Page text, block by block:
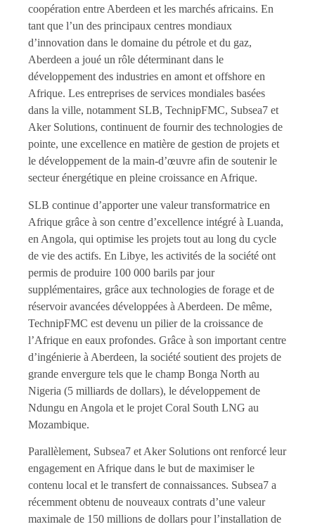
coopération entre Aberdeen et les marchés africains. En
tant que l’un des principaux centres mondiaux
d’innovation dans le domaine du pétrole et du gaz,
Aberdeen a joué un rôle déterminant dans le
développement des industries en amont et offshore en
Afrique. Les entreprises de services mondiales basées
dans la ville, notamment SLB, TechnipFMC, Subsea7 et
Aker Solutions, continuent de fournir des technologies de
pointe, une excellence en matière de gestion de projets et
le développement de la main-d’œuvre afin de soutenir le
secteur énergétique en pleine croissance en Afrique.
SLB continue d’apporter une valeur transformatrice en
Afrique grâce à son centre d’excellence intégré à Luanda,
en Angola, qui optimise les projets tout au long du cycle
de vie des actifs. En Libye, les activités de la société ont
permis de produire 100 000 barils par jour
supplémentaires, grâce aux technologies de forage et de
réservoir avancées développées à Aberdeen. De même,
TechnipFMC est devenu un pilier de la croissance de
l’Afrique en eaux profondes. Grâce à son important centre
d’ingénierie à Aberdeen, la société soutient des projets de
grande envergure tels que le champ Bonga North au
Nigeria (5 milliards de dollars), le développement de
Ndungu en Angola et le projet Coral South LNG au
Mozambique.
Parallèlement, Subsea7 et Aker Solutions ont renforcé leur
engagement en Afrique dans le but de maximiser le
contenu local et le transfert de connaissances. Subsea7 a
récemment obtenu de nouveaux contrats d’une valeur
maximale de 150 millions de dollars pour l’installation de